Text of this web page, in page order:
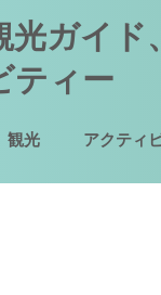
光ガイド
ティー
観光 アクティ